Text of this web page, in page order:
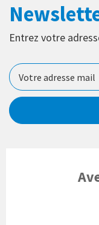
Entrez votre